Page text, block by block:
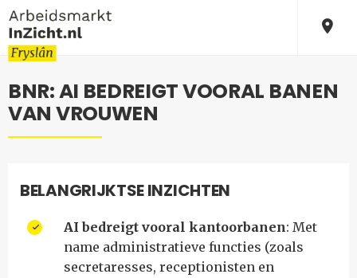
BNR: AI BEDREIGT VOORAL BANEN
VAN VROUWEN
BELANGRIJKTSE INZICHTEN
AI bedreigt vooral kantoorbanen: Met
name administratieve functies (zoals
secretaresses, receptionisten en